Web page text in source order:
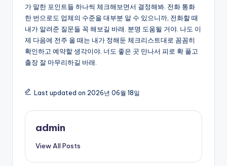
가 말한 포인트들 하나씩 체크해보면서 결정해봐. 전화 통화
한 번으로도 업체의 수준을 대부분 알 수 있으니까, 전화할 때
내가 알려준 질문들 꼭 해보길 바래. 분명 도움될 거야. 나도 이
제 다음에 전주 올 때는 내가 정해둔 체크리스트대로 꼼꼼히
확인하고 예약할 생각이야. 너도 좋은 곳 만나서 피로 확 풀고
출장 잘 마무리하길 바래.
Last updated on 2026년 06월 18일
admin
View All Posts